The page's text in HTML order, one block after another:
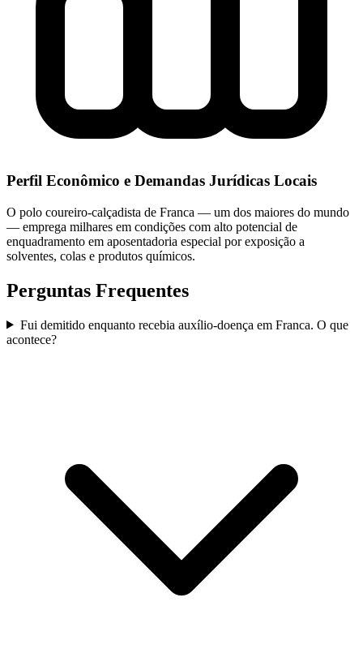
Perfil Econômico e Demandas Jurídicas Locais
O polo coureiro-calçadista de Franca — um dos maiores do mundo
— emprega milhares em condições com alto potencial de
enquadramento em aposentadoria especial por exposição a
solventes, colas e produtos químicos.
Perguntas Frequentes
Fui demitido enquanto recebia auxílio-doença em Franca. O que
acontece?